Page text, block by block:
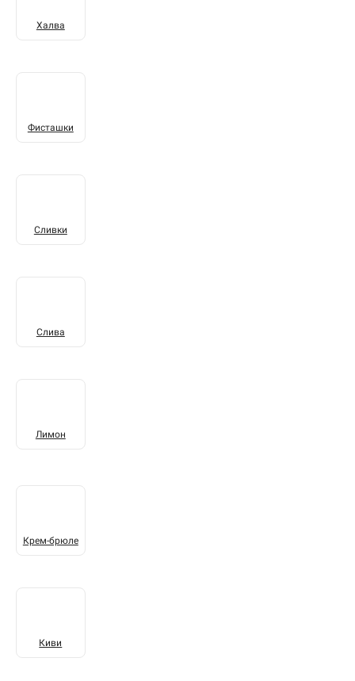
Халва
Фисташки
Сливки
Слива
Лимон
Крем-брюле
Киви